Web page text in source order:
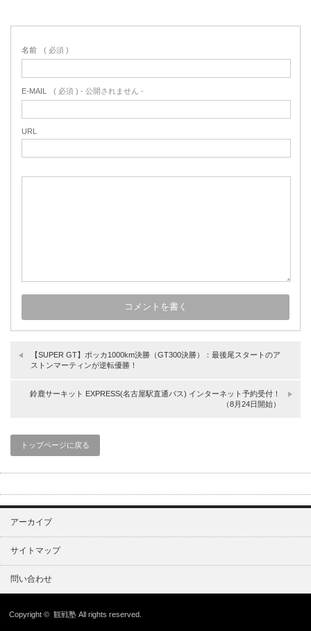
名前 ( 必須 )
E-MAIL ( 必須 ) - 公開されません -
URL
【SUPER GT】ポッカ1000km決勝（GT300決勝）：最後尾スタートのア
ストンマーティンが逆転優勝！
鈴鹿サーキット EXPRESS(名古屋駅直通バス) インターネット予約受付！
（8月24日開始）
トップページに戻る
アーカイブ
サイトマップ
問い合わせ
Copyright ©観戦塾 All rights reserved.